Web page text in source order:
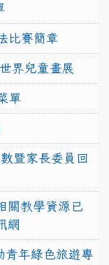
比賽簡章
界兒童畫展
單
暨家長委員回
關教學資源已
網
青年綠色旅遊專